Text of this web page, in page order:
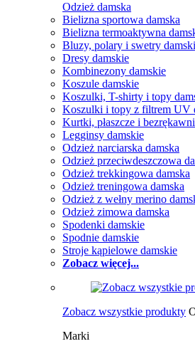
Odzież damska
Bielizna sportowa damska
Bielizna termoaktywna
Bluzy, polary i swetry
Dresy damskie
Kombinezony damskie
Koszule damskie
Koszulki, T-shirty i topy
Koszulki i topy z filtrem UV
Kurtki, płaszcze i
Legginsy damskie
Odzież narciarska damska
Odzież przeciwdeszczowa
Odzież trekkingowa damska
Odzież treningowa damska
Odzież z wełny merino
Odzież zimowa damska
Spodenki damskie
Spodnie damskie
Stroje kąpielowe damskie
Zobacz więcej...
Zobacz wszystkie produkty
Marki